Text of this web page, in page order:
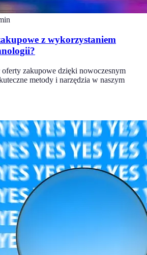
z wykorzystaniem
zakupowe dzięki nowoczesnym
metody i narzędzia w naszym